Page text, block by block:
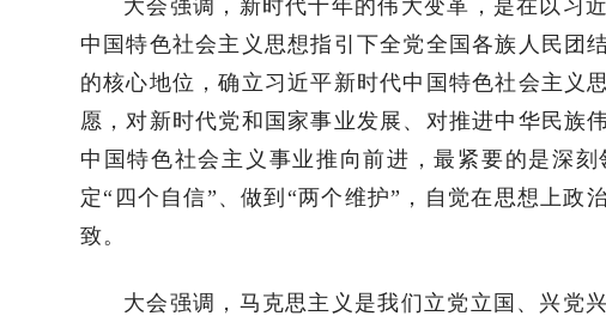
大会强调，新时代十年的伟大变革，是在以习
中国特色社会主义思想指引下全党全国各族人民团
的核心地位，确立习近平新时代中国特色社会主义
愿，对新时代党和国家事业发展、对推进中华民族
中国特色社会主义事业推向前进，最紧要的是深
定“四个自信”、做到“两个维护”，自觉在思想上政
致。
大会强调，马克思主义是我们立党立国、兴党